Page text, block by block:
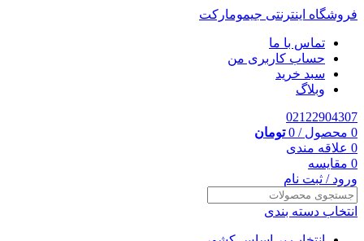
فروشگاه اینترنتی جیمومارکت
تماس با ما
حساب کاربری من
سبد خرید
وبلاگ
02122904307
0 محصول /
0 تومان
0 علاقه مندی
0 مقایسه
ورود / ثبت نام
انتخاب دسته بندی